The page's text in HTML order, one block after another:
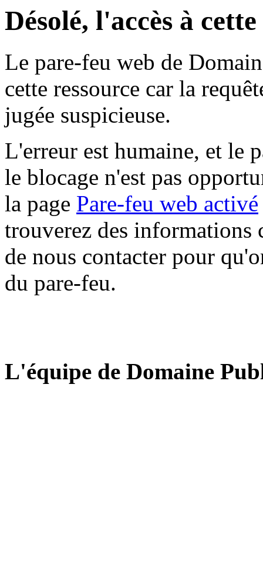
Désolé, l'accès à
Le pare-feu web de
cette ressource car la
jugée suspicieuse.
L'erreur est humaine, et le
le blocage n'est pas
la page Pare-feu web activé
trouverez des informations
de nous contacter pour
du pare-feu.
L'équipe de Domaine